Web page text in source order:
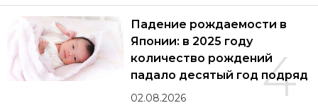
4
Падение рождаемости в
Японии: в 2025 году
количество рождений
падало десятый год подряд
02.08.2026